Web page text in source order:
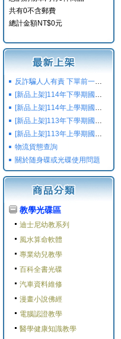
共有0不含郵費
總計金額NT$0元
反詐騙人人有責 下單前一定要注意
[新品上架]114年下學期國小國中高中命題光碟,校用卷,習作
[新品上架]114年上學期國小國中高中命題光碟,校用卷,習作
[新品上架]113年下學期國小國中高中命題光碟,校用卷,習作
[新品上架]113年上學期國小國中高中命題光碟,校用卷,習作
物流貨態查詢
關於随身碟或光碟使用問題
教學光碟區
迪士尼幼教系列
風水算命軟體
專業幼兒教學
百科全書光碟
汽車資料維修
漫畫小說佛經
電腦認證教學
醫學健康知識教學